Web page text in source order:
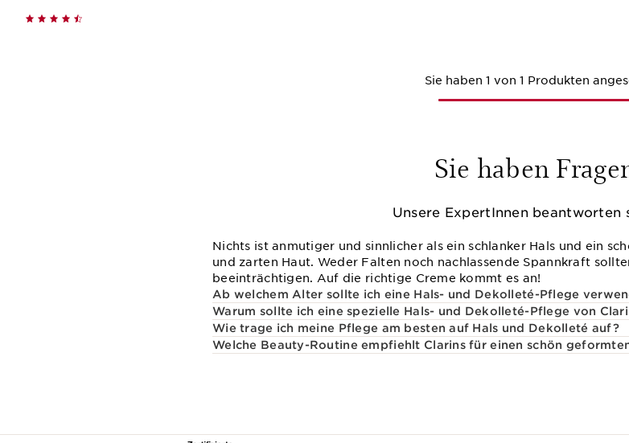
Sie haben 1 von 1 Produkten
Sie haben
Unsere ExpertInnen beantworten
Nichts ist anmutiger und sinnlicher als ein schlanker Hals und ein
und zarten Haut. Weder Falten noch nachlassende Spannkraft
beeinträchtigen. Auf die richtige Creme kommt es an!
Ab welchem Alter sollte ich eine Hals- und Dekolleté-Pflege
Warum sollte ich eine spezielle Hals- und Dekolleté-Pflege von
Wie trage ich meine Pflege am besten auf Hals und Dekolleté auf?
Welche Beauty-Routine empfiehlt Clarins für einen schön